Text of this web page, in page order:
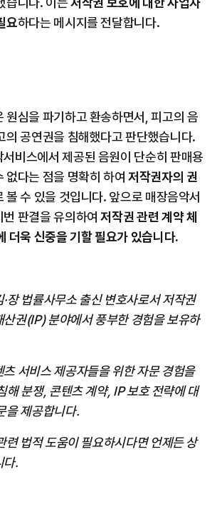
요하다는 메시지를 전달합니다.
원심을 파기하고 환송하면서, 피고의 음
의 공연권을 침해했다고 판단했습니다.
비스에서 제공된 음원이 단순히 판매용
없다는 점을 명확히 하여 저작권자의 권
볼 수 있을 것입니다. 앞으로 매장음악서
번 판결을 유의하여 저작권 관련 계약 체
더욱 신중을 기할 필요가 있습니다.
장 법률사무소 출신 변호사로서 저작권
산권(IP) 분야에서 풍부한 경험을 보유하
츠 서비스 제공자들을 위한 자문 경험을
해 분쟁, 콘텐츠 계약, IP 보호 전략에 대
을 제공합니다.
련 법적 도움이 필요하시다면 언제든 상
다.